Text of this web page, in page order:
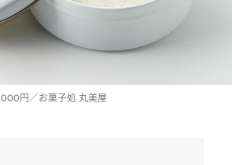
円／お菓子処 丸美屋